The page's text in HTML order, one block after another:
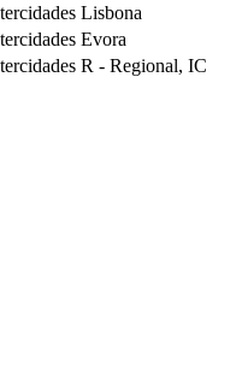
Lisbona
Evora
R - Regional, IC